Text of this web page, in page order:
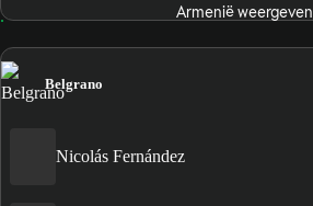
Armenië weergeven
Belgrano
Nicolás Fernández